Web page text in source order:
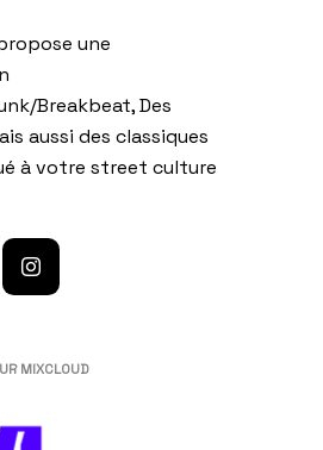
une
Breakbeat, Des
aussi des classiques
à votre street culture
MIXCLOUD